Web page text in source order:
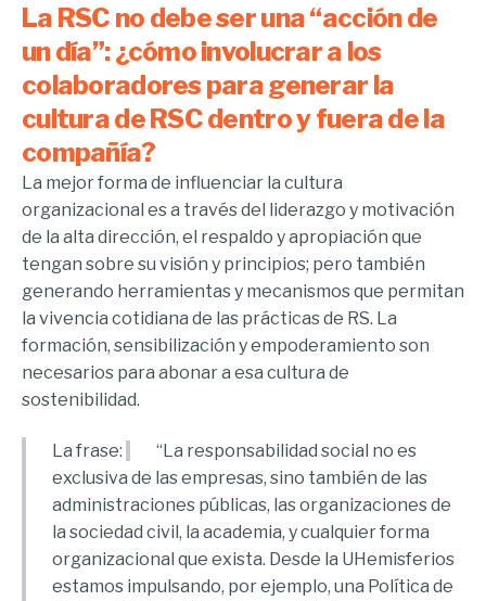
La RSC no debe ser una “acción de
un día”: ¿cómo involucrar a los
colaboradores para generar la
cultura de RSC dentro y fuera de la
compañía?
La mejor forma de influenciar la cultura
organizacional es a través del liderazgo y motivación
de la alta dirección, el respaldo y apropiación que
tengan sobre su visión y principios; pero también
generando herramientas y mecanismos que permitan
la vivencia cotidiana de las prácticas de RS. La
formación, sensibilización y empoderamiento son
necesarios para abonar a esa cultura de
sostenibilidad.
La frase:
“La responsabilidad social no es
exclusiva de las empresas, sino también de las
administraciones públicas, las organizaciones de
la sociedad civil, la academia, y cualquier forma
organizacional que exista. Desde la UHemisferios
estamos impulsando, por ejemplo, una Política de